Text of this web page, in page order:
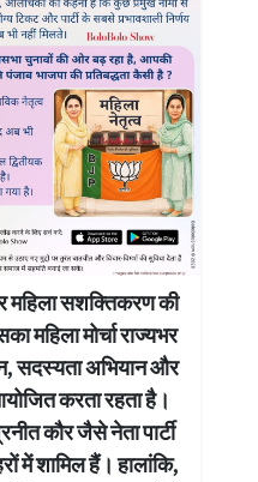
महिला सशक्तिकरण की
महिला मोर्चा राज्यभर
सदस्यता अभियान और
करता रहता है।
कौर जैसे नेता पार्टी
में शामिल हैं। हालांकि,